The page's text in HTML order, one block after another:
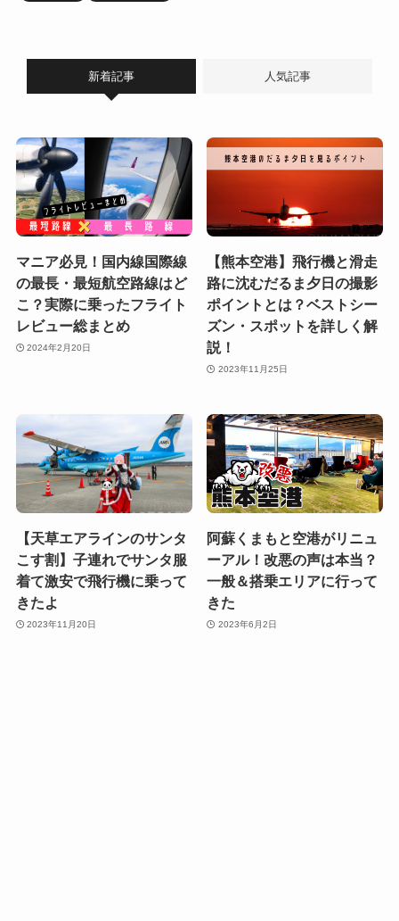
新着記事 人気記事
マニア必見！国内線国際線
の最長・最短航空路線はど
こ？実際に乗ったフライト
レビュー総まとめ
2024年2月20日
【熊本空港】飛行機と滑走
路に沈むだるま夕日の撮影
ポイントとは？ベストシー
ズン・スポットを詳しく解
説！
2023年11月25日
【天草エアラインのサンタ
こす割】子連れでサンタ服
着て激安で飛行機に乗って
きたよ
2023年11月20日
阿蘇くまもと空港がリニュ
ーアル！改悪の声は本当？
一般＆搭乗エリアに行って
きた
2023年6月2日